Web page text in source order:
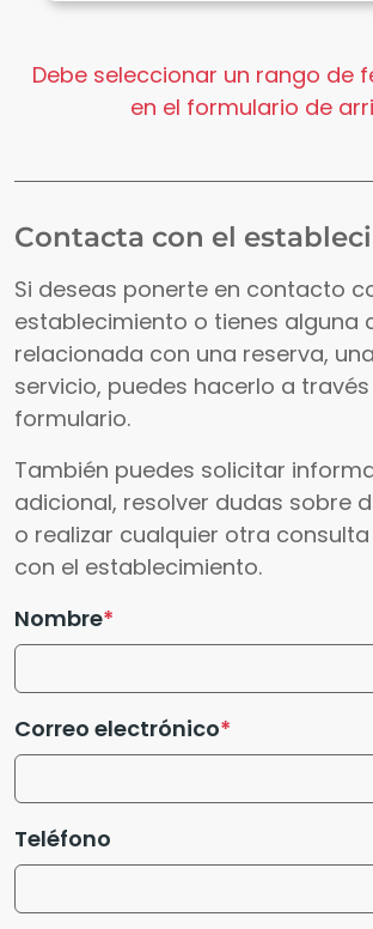
Debe seleccionar un rango de
en el formulario de
Contacta con el
Si deseas ponerte en contacto
establecimiento o tienes alguna
relacionada con una reserva,
servicio, puedes hacerlo a
formulario.
También puedes solicitar
adicional, resolver dudas sobre
o realizar cualquier otra
con el establecimiento.
Nombre
Correo electrónico
Teléfono